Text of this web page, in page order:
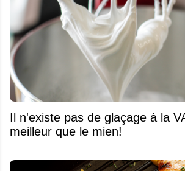
Il n'existe pas de glaçage à la
meilleur que le mien!